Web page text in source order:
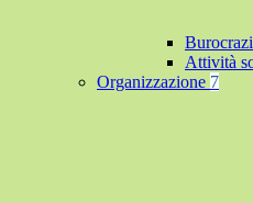
Attività
Organizzazione 7